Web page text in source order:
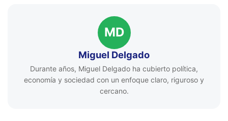
MD
Miguel Delgado
Durante años, Miguel Delgado ha cubierto política,
economía y sociedad con un enfoque claro, riguroso y
cercano.